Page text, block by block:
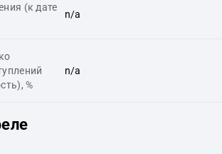
(к дате
n/a
%
n/a